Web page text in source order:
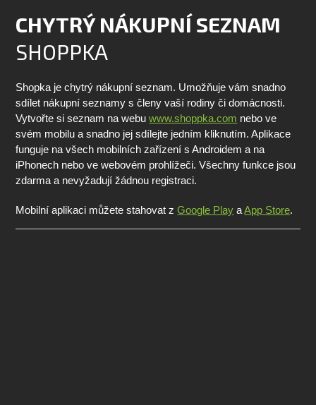
CHYTRÝ NÁKUPNÍ SEZNAM
SHOPPKA
Shopka je chytrý nákupní seznam. Umožňuje vám snadno
sdílet nákupní seznamy s členy vaší rodiny či domácnosti.
Vytvořte si seznam na webuwww.shoppka.com nebo ve
svém mobilu a snadno jej sdílejte jedním kliknutím. Aplikace
funguje na všech mobilních zařízení s Androidem a na
iPhonech nebo ve webovém prohlížeči. Všechny funkce jsou
zdarma a nevyžadují žádnou registraci.
Mobilní aplikaci můžete stahovat zGoogle Play aApp Store.